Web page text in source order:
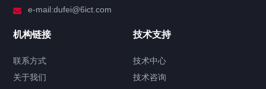
e-mail:dufei@6ict.com
机构链接
联系方式
关于我们
技术支持
技术中心
技术咨询